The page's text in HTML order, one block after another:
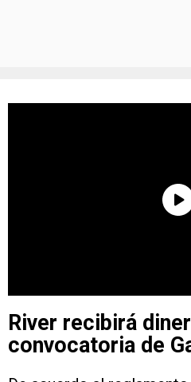
River recibirá
convocatoria de